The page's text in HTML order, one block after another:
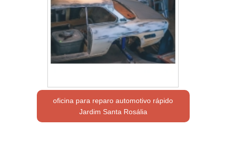
oficina para reparo automotivo rápido
Jardim Santa Rosália